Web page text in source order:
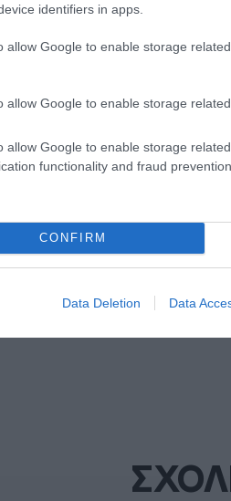
identifiers in apps.
allow Google to enable storage
allow Google to enable storage
allow Google to enable storage
functionality and fraud
CONFIRM
Data Deletion Data
Newsκαι μάθετε πρώτοι